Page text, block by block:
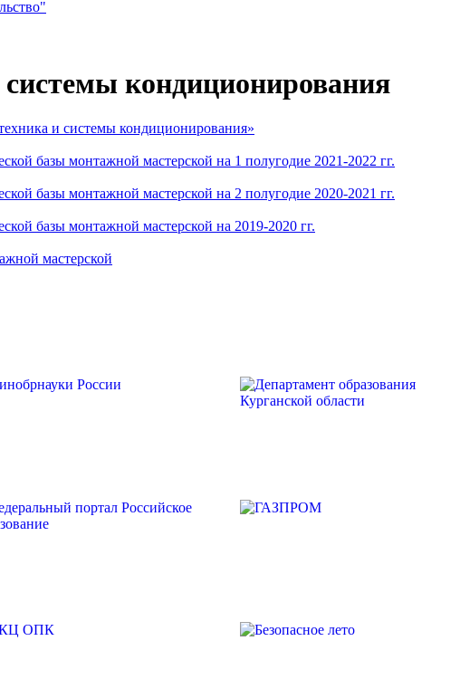
кондиционирования
и системы кондиционирования»
базы монтажной мастерской на 1 полугодие 2021-2022 гг.
базы монтажной мастерской на 2 полугодие 2020-2021 гг.
базы монтажной мастерской на 2019-2020 гг.
мастерской